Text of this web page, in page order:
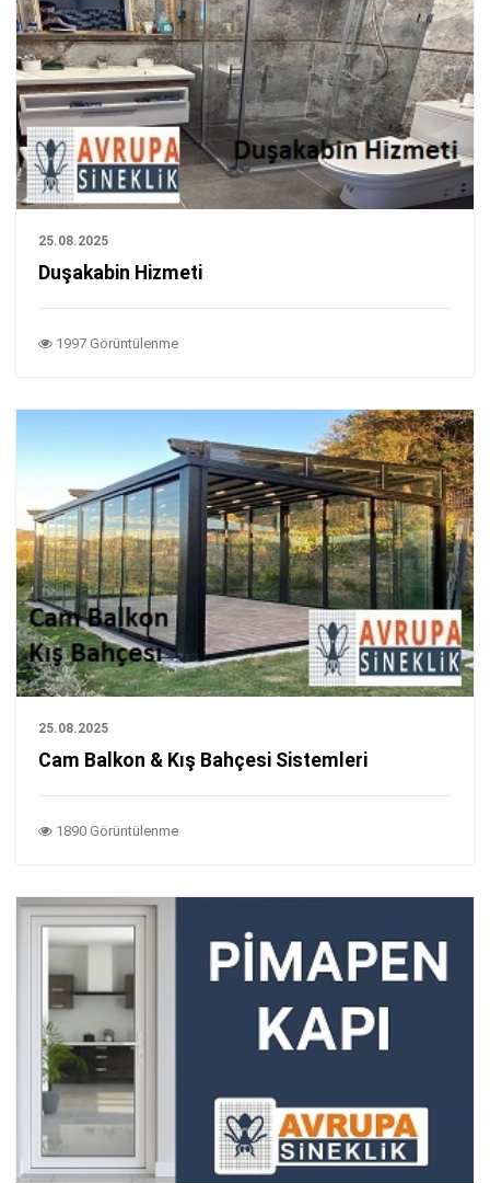
25.08.2025
Duşakabin Hizmeti
1997 Görüntülenme
25.08.2025
Cam Balkon & Kış Bahçesi Sistemleri
1890 Görüntülenme